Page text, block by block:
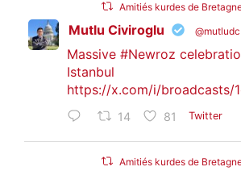
Amitiés kurdes de
Mutlu Civiroglu @mutludc
Massive #Newroz
Istanbul
https://x.com/i/broadcasts/
14 81 Twitter
Amitiés kurdes de